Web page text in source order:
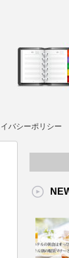
バシーポリシー